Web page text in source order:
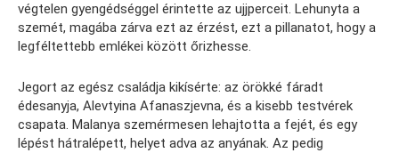
végtelen gyengédséggel érintette az ujjperceit. Lehunyta a
szemét, magába zárva ezt az érzést, ezt a pillanatot, hogy a
legféltettebb emlékei között őrizhesse.
Jegort az egész családja kikísérte: az örökké fáradt
édesanyja, Alevtyina Afanaszjevna, és a kisebb testvérek
csapata. Malanya szemérmesen lehajtotta a fejét, és egy
lépést hátralépett, helyet adva az anyának. Az pedig